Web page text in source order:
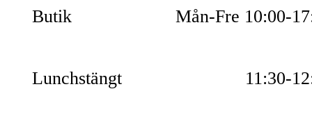
Butik Mån-Fre 10:00-
Lunchstängt 11:30-